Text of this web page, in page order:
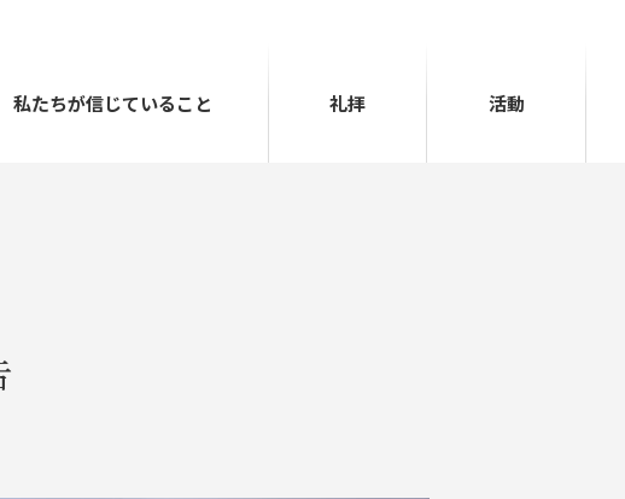
私たちが信じていること 礼拝 活動